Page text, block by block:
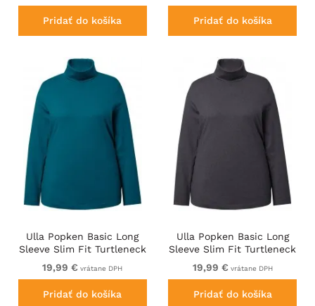
Pridať do košíka Pridať do košíka
Ulla Popken Basic Long
Sleeve Slim Fit Turtleneck
Cerulean
19,99 € vrátane DPH
Pridať do košíka
Ulla Popken Basic Long
Sleeve Slim Fit Turtleneck
Charcoal Grey Melange
19,99 € vrátane DPH
Pridať do košíka